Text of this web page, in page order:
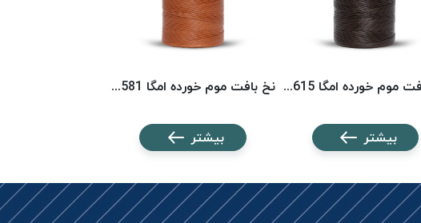
نخ بافت موم خورده امگا 6615 (500 متری) OMEGA
بیشتر
نخ بافت موم خورده امگا 6581 (500 متری) OMEGA
بیشتر